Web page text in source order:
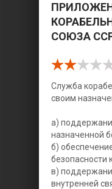
СОЮЗА
Служба
своим
а)
назначенной
б)
безопасности
в)
внутренней